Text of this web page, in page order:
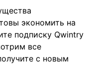
экономить на
подписку Qwintry
все
с новым